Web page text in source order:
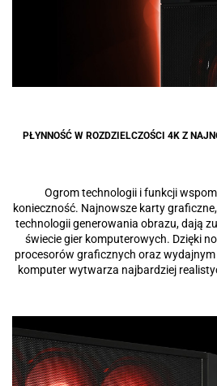
PŁYNNOŚĆ W ROZDZIELCZOŚCI 4K Z
Ogrom technologii i funkcji
konieczność. Najnowsze karty
technologii generowania obrazu, dają
świecie gier komputerowych. Dzięki
procesorów graficznych oraz
komputer wytwarza najbardziej